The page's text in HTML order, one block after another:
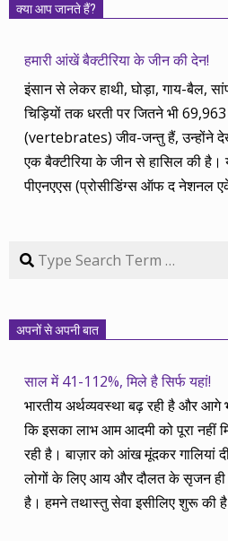
क्या आप जानते हैं?
हमारी आंखें बैक्टीरिया के जीन की देन!
इंसान से लेकर हाथी, घोड़ा, गाय-बैल,
चिड़ियों तक धरती पर जितने भी
(vertebrates) जीव-जन्तु हैं, उन्होंने
एक बैक्टीरिया के जीन से हासिल की
पीएनएएस (प्रोसीडिंग्स ऑफ द
Search
अपनों से अपनी बात
साल में 41-112%, मिले है सिर्फ यहां!
भारतीय अर्थव्यवस्था बढ़ रही है और आगे
कि इसका लाभ आम आदमी को पूरा नहीं
रही है। बाज़ार को आंख मूंदकर गालियां
लोगों के लिए आय और दौलत के सृजन ही
है। हमने तथास्तु सेवा इसीलिए शुरू की